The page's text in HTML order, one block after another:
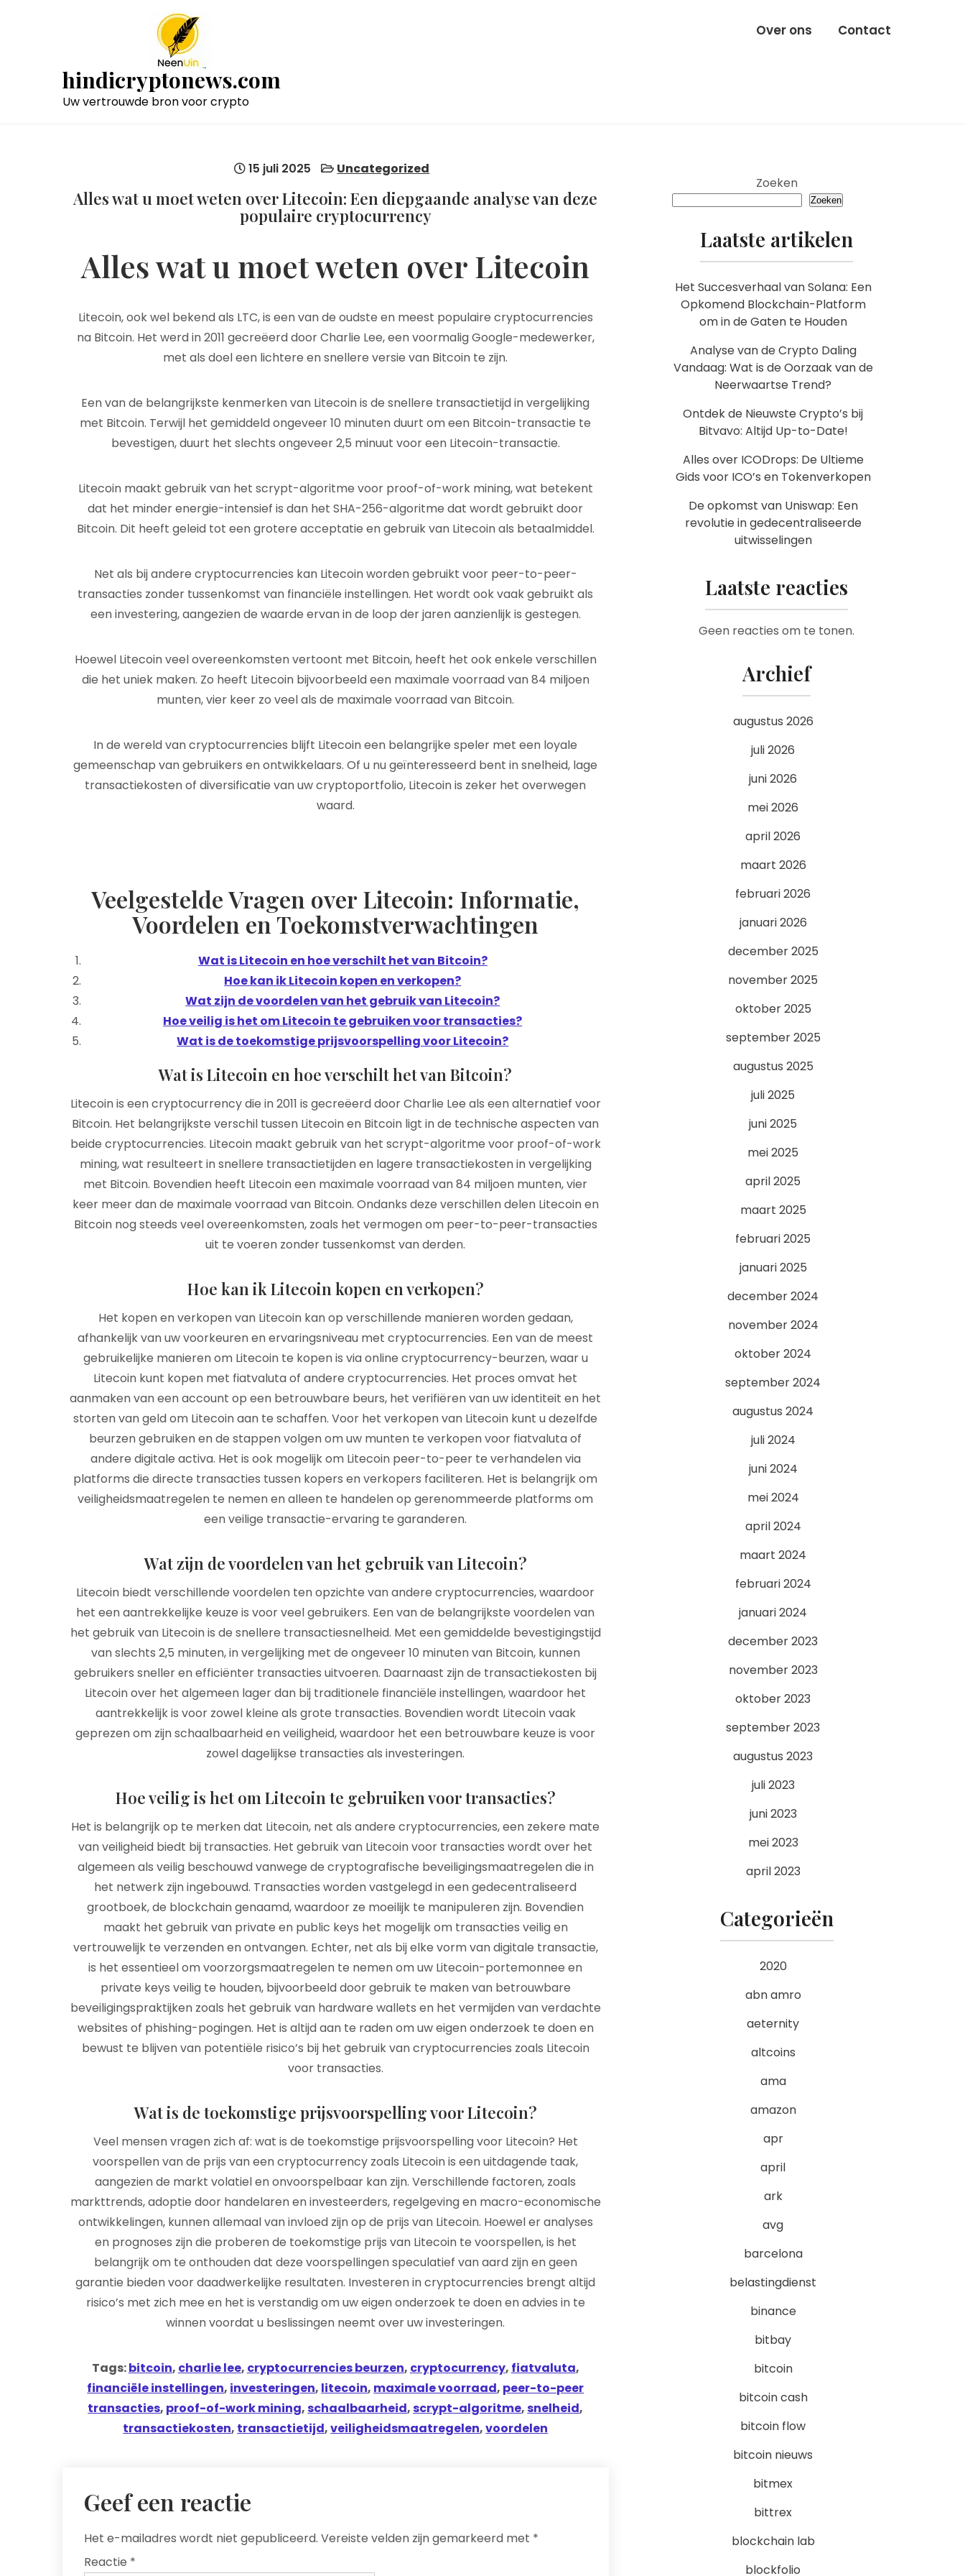
hindicryptonews.com
Uw vertrouwde bron voor crypto
Over ons Contact
15 juli 2025 Uncategorized
Alles wat u moet weten over Litecoin: Een diepgaande analyse van deze
populaire cryptocurrency
Alles wat u moet weten over Litecoin
Litecoin, ook wel bekend als LTC, is een van de oudste en meest populaire cryptocurrencies
na Bitcoin. Het werd in 2011 gecreëerd door Charlie Lee, een voormalig Google-medewerker,
met als doel een lichtere en snellere versie van Bitcoin te zijn.
Een van de belangrijkste kenmerken van Litecoin is de snellere transactietijd in vergelijking
met Bitcoin. Terwijl het gemiddeld ongeveer 10 minuten duurt om een ​​Bitcoin-transactie te
bevestigen, duurt het slechts ongeveer 2,5 minuut voor een Litecoin-transactie.
Litecoin maakt gebruik van het scrypt-algoritme voor proof-of-work mining, wat betekent
dat het minder energie-intensief is dan het SHA-256-algoritme dat wordt gebruikt door
Bitcoin. Dit heeft geleid tot een grotere acceptatie en gebruik van Litecoin als betaalmiddel.
Net als bij andere cryptocurrencies kan Litecoin worden gebruikt voor peer-to-peer-
transacties zonder tussenkomst van financiële instellingen. Het wordt ook vaak gebruikt als
een investering, aangezien de waarde ervan in de loop der jaren aanzienlijk is gestegen.
Hoewel Litecoin veel overeenkomsten vertoont met Bitcoin, heeft het ook enkele verschillen
die het uniek maken. Zo heeft Litecoin bijvoorbeeld een maximale voorraad van 84 miljoen
munten, vier keer zo veel als de maximale voorraad van Bitcoin.
In de wereld van cryptocurrencies blijft Litecoin een belangrijke speler met een loyale
gemeenschap van gebruikers en ontwikkelaars. Of u nu geïnteresseerd bent in snelheid, lage
transactiekosten of diversificatie van uw cryptoportfolio, Litecoin is zeker het overwegen
waard.
Veelgestelde Vragen over Litecoin: Informatie,
Voordelen en Toekomstverwachtingen
Wat is Litecoin en hoe verschilt het van Bitcoin?
Hoe kan ik Litecoin kopen en verkopen?
Wat zijn de voordelen van het gebruik van Litecoin?
Hoe veilig is het om Litecoin te gebruiken voor transacties?
Wat is de toekomstige prijsvoorspelling voor Litecoin?
Wat is Litecoin en hoe verschilt het van Bitcoin?
Litecoin is een cryptocurrency die in 2011 is gecreëerd door Charlie Lee als een alternatief voor
Bitcoin. Het belangrijkste verschil tussen Litecoin en Bitcoin ligt in de technische aspecten van
beide cryptocurrencies. Litecoin maakt gebruik van het scrypt-algoritme voor proof-of-work
mining, wat resulteert in snellere transactietijden en lagere transactiekosten in vergelijking
met Bitcoin. Bovendien heeft Litecoin een maximale voorraad van 84 miljoen munten, vier
keer meer dan de maximale voorraad van Bitcoin. Ondanks deze verschillen delen Litecoin en
Bitcoin nog steeds veel overeenkomsten, zoals het vermogen om peer-to-peer-transacties
uit te voeren zonder tussenkomst van derden.
Hoe kan ik Litecoin kopen en verkopen?
Het kopen en verkopen van Litecoin kan op verschillende manieren worden gedaan,
afhankelijk van uw voorkeuren en ervaringsniveau met cryptocurrencies. Een van de meest
gebruikelijke manieren om Litecoin te kopen is via online cryptocurrency-beurzen, waar u
Litecoin kunt kopen met fiatvaluta of andere cryptocurrencies. Het proces omvat het
aanmaken van een account op een betrouwbare beurs, het verifiëren van uw identiteit en het
storten van geld om Litecoin aan te schaffen. Voor het verkopen van Litecoin kunt u dezelfde
beurzen gebruiken en de stappen volgen om uw munten te verkopen voor fiatvaluta of
andere digitale activa. Het is ook mogelijk om Litecoin peer-to-peer te verhandelen via
platforms die directe transacties tussen kopers en verkopers faciliteren. Het is belangrijk om
veiligheidsmaatregelen te nemen en alleen te handelen op gerenommeerde platforms om
een ​​veilige transactie-ervaring te garanderen.
Wat zijn de voordelen van het gebruik van Litecoin?
Litecoin biedt verschillende voordelen ten opzichte van andere cryptocurrencies, waardoor
het een aantrekkelijke keuze is voor veel gebruikers. Een van de belangrijkste voordelen van
het gebruik van Litecoin is de snellere transactiesnelheid. Met een gemiddelde bevestigingstijd
van slechts 2,5 minuten, in vergelijking met de ongeveer 10 minuten van Bitcoin, kunnen
gebruikers sneller en efficiënter transacties uitvoeren. Daarnaast zijn de transactiekosten bij
Litecoin over het algemeen lager dan bij traditionele financiële instellingen, waardoor het
aantrekkelijk is voor zowel kleine als grote transacties. Bovendien wordt Litecoin vaak
geprezen om zijn schaalbaarheid en veiligheid, waardoor het een betrouwbare keuze is voor
zowel dagelijkse transacties als investeringen.
Hoe veilig is het om Litecoin te gebruiken voor transacties?
Het is belangrijk op te merken dat Litecoin, net als andere cryptocurrencies, een zekere mate
van veiligheid biedt bij transacties. Het gebruik van Litecoin voor transacties wordt over het
algemeen als veilig beschouwd vanwege de cryptografische beveiligingsmaatregelen die in
het netwerk zijn ingebouwd. Transacties worden vastgelegd in een gedecentraliseerd
grootboek, de blockchain genaamd, waardoor ze moeilijk te manipuleren zijn. Bovendien
maakt het gebruik van private en public keys het mogelijk om transacties veilig en
vertrouwelijk te verzenden en ontvangen. Echter, net als bij elke vorm van digitale transactie,
is het essentieel om voorzorgsmaatregelen te nemen om uw Litecoin-portemonnee en
private keys veilig te houden, bijvoorbeeld door gebruik te maken van betrouwbare
beveiligingspraktijken zoals het gebruik van hardware wallets en het vermijden van verdachte
websites of phishing-pogingen. Het is altijd aan te raden om uw eigen onderzoek te doen en
bewust te blijven van potentiële risico’s bij het gebruik van cryptocurrencies zoals Litecoin
voor transacties.
Wat is de toekomstige prijsvoorspelling voor Litecoin?
Veel mensen vragen zich af: wat is de toekomstige prijsvoorspelling voor Litecoin? Het
voorspellen van de prijs van een cryptocurrency zoals Litecoin is een uitdagende taak,
aangezien de markt volatiel en onvoorspelbaar kan zijn. Verschillende factoren, zoals
markttrends, adoptie door handelaren en investeerders, regelgeving en macro-economische
ontwikkelingen, kunnen allemaal van invloed zijn op de prijs van Litecoin. Hoewel er analyses
en prognoses zijn die proberen de toekomstige prijs van Litecoin te voorspellen, is het
belangrijk om te onthouden dat deze voorspellingen speculatief van aard zijn en geen
garantie bieden voor daadwerkelijke resultaten. Investeren in cryptocurrencies brengt altijd
risico’s met zich mee en het is verstandig om uw eigen onderzoek te doen en advies in te
winnen voordat u beslissingen neemt over uw investeringen.
Tags:bitcoin, charlie lee, cryptocurrencies beurzen, cryptocurrency, fiatvaluta,
financiële instellingen, investeringen, litecoin, maximale voorraad, peer-to-peer
transacties, proof-of-work mining,schaalbaarheid,scrypt-algoritme,snelheid,
transactiekosten, transactietijd,veiligheidsmaatregelen,voordelen
Geef een reactie
Het e-mailadres wordt niet gepubliceerd. Vereiste velden zijn gemarkeerd met *
Reactie *
Zoeken
Zoeken
Laatste artikelen
Het Succesverhaal van Solana: Een
Opkomend Blockchain-Platform
om in de Gaten te Houden
Analyse van de Crypto Daling
Vandaag: Wat is de Oorzaak van de
Neerwaartse Trend?
Ontdek de Nieuwste Crypto’s bij
Bitvavo: Altijd Up-to-Date!
Alles over ICODrops: De Ultieme
Gids voor ICO’s en Tokenverkopen
De opkomst van Uniswap: Een
revolutie in gedecentraliseerde
uitwisselingen
Laatste reacties
Geen reacties om te tonen.
Archief
augustus 2026
juli 2026
juni 2026
mei 2026
april 2026
maart 2026
februari 2026
januari 2026
december 2025
november 2025
oktober 2025
september 2025
augustus 2025
juli 2025
juni 2025
mei 2025
april 2025
maart 2025
februari 2025
januari 2025
december 2024
november 2024
oktober 2024
september 2024
augustus 2024
juli 2024
juni 2024
mei 2024
april 2024
maart 2024
februari 2024
januari 2024
december 2023
november 2023
oktober 2023
september 2023
augustus 2023
juli 2023
juni 2023
mei 2023
april 2023
Categorieën
2020
abn amro
aeternity
altcoins
ama
amazon
apr
april
ark
avg
barcelona
belastingdienst
binance
bitbay
bitcoin
bitcoin cash
bitcoin flow
bitcoin nieuws
bitmex
bittrex
blockchain lab
blockfolio